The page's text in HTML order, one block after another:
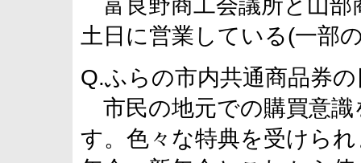
富良野商工会議所と山部
土日に営業している(一部
Q.ふらの市内共通商品券
市民の地元での購買意識
す。色々な特典を受けら